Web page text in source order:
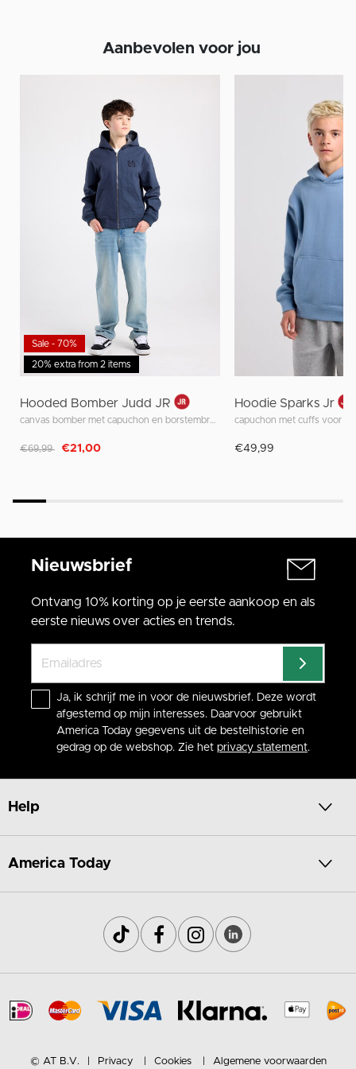
Aanbevolen voor jou
20% extra from 2 items
Sale - 70%
Hooded Bomber Judd JR
Afgeprijsd van
€69,99 naar
€21,00
Hoodie Sparks Jr
capuchon met cuffs voor
€49,99
Nieuwsbrief
Ontvang 10% korting op je eerste aankoop en als
eerste nieuws over acties en trends.
Ja, ik schrijf me in voor de nieuwsbrief. Deze wordt
afgestemd op mijn interesses. Daarvoor gebruikt
America Today gegevens uit de bestelhistorie en
gedrag op de webshop. Zie het privacy statement.
Help
America Today
© AT B.V. Privacy Cookies Algemene voorwaarden